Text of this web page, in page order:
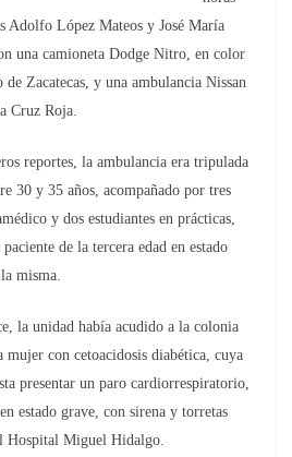
Adolfo López Mateos y José María
una camioneta Dodge Nitro, en color
de Zacatecas, y una ambulancia Nissan
Cruz Roja.
reportes, la ambulancia era tripulada
30 y 35 años, acompañado por tres
y dos estudiantes en prácticas,
de la tercera edad en estado
misma.
la unidad había acudido a la colonia
mujer con cetoacidosis diabética, cuya
presentar un paro cardiorrespiratorio,
estado grave, con sirena y torretas
Hospital Miguel Hidalgo.